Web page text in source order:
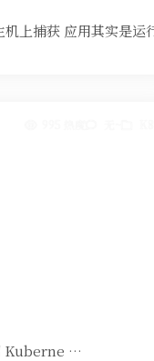
上捕获 应用其实是运
Kuberne …